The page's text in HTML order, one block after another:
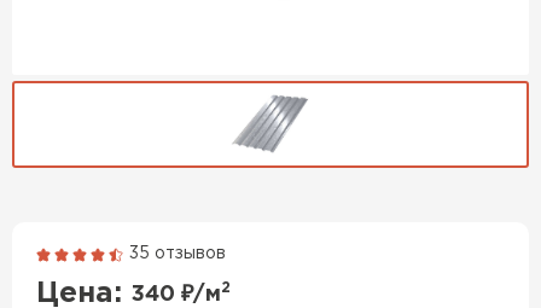
35 отзывов
Цена: 340 ₽/м2